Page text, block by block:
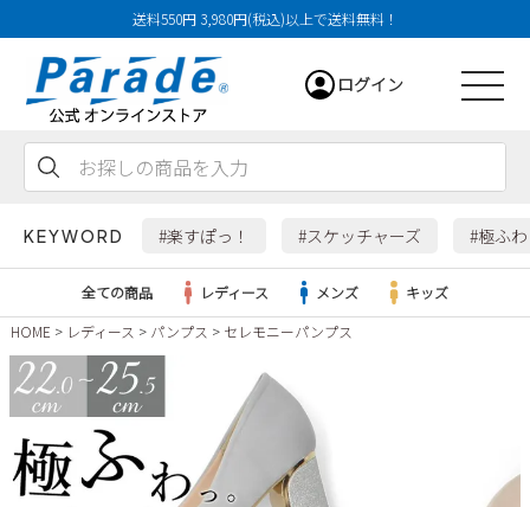
送料550円 3,980円(税込)以上で送料無料！
ログイン
KEYWORD #楽すぽっ！ #スケッチャーズ #極ふ
レディース
すべての商品
メンズ
全ての商品 レディース メンズ
キッズ
HOME
レディース パンプス セレモニーパンプス